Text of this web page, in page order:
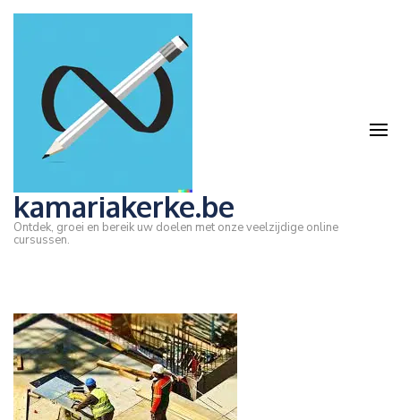
Ga
Enter)
kamariakerke.be
Ontdek, groei en bereik uw doelen met onze veelzijdige online
cursussen.